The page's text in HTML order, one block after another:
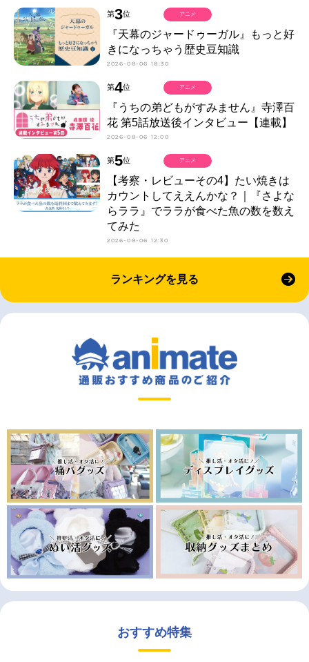
第3位
『天幕のジャードゥーガル』もっと好
きになっちゃう歴史豆知識
2026-08-06 18:30
アニメ
第4位
『うちの弟どもがすみません』寺澤百
花 第5話放送後インタビュー【連載】
2026-08-06 12:00
アニメ
第5位
【考察・レビューその4】たい焼きは
カウントしてええんかな？｜『さよな
らララ』でララが食べた魚の数を数え
てみた
2026-08-06 12:30
アニメ
ランキングを見る
おすすめ特集